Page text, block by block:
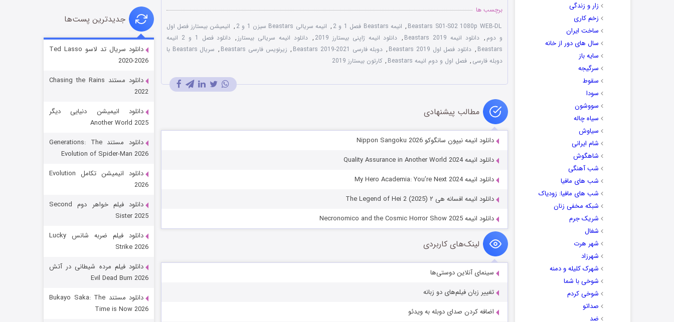
زار و زندگی
زخم کاری
ساخت ایران
سال های دور از خانه
سایه باز
سرگیجه
سقوط
سودا
سووشون
سیاه چاله
سیاوش
شام ایرانی
شاهگوش
شب آهنگی
شب های مافیا
شب های مافیا: زودیاک
شبکه مخفی زنان
شریک جرم
شغال
شهر هرت
شهرزاد
شهرک کلیله و دمنه
شوخی با شما
شوخی کردم
صداتو
ضد
برچسب ها
Beastars S01-S02 1080p WEB-DL
, انیمه Beastars فصل 1 و 2 , انیمه سریالی Beastars سیزن 1 و 2 , انیمیشن بیستارز فصل اول
و دوم , دانلود انیمه Beastars 2019 , دانلود انیمه ژاپنی بیستارز 2019 , دانلود انیمه سریالی بیستارز ,
دانلود فصل 1 و 2 انیمه
Beastars
, دانلود فصل اول Beastars 2019 , دوبله فارسی Beastars 2019-2021 , زیرنویس فارسی Beastars ,
سریال Beastars با
دوبله فارسی , فصل اول و دوم انیمه Beastars , کارتون بیستارز 2019
مطالب پیشنهادی
دانلود انیمه نیپون سانگوکو Nippon Sangoku 2026
دانلود انیمه Quality Assurance in Another World 2024
دانلود انیمه My Hero Academia: You’re Next 2024
دانلود انیمه افسانه هی ۲ The Legend of Hei 2 (2025)
دانلود انیمه Necronomico and the Cosmic Horror Show 2025
لینک‌های کاربردی
سینمای آنلاین دوستی‌ها
تغییر زبان فیلم‌های دو زبانه
اضافه کردن صدای دوبله به ویدئو
قسمت
رویایی برای تو
قسمت
جدیدترین پست‌ها
دانلود سریال تد لاسو Ted Lasso
2020-2026
دانلود مستند Chasing the Rains
2022
دانلود انیمیشن دنیایی دیگر
Another World 2025
دانلود مستند Generations: The
Evolution of Spider-Man 2026
دانلود انیمیشن تکامل Evolution
2026
دانلود فیلم خواهر دوم Second
Sister 2025
دانلود فیلم ضربه شانس Lucky
Strike 2026
دانلود فیلم مرده شیطانی در آتش
Evil Dead Burn 2026
دانلود مستند Bukayo Saka: The
Time is Now 2026